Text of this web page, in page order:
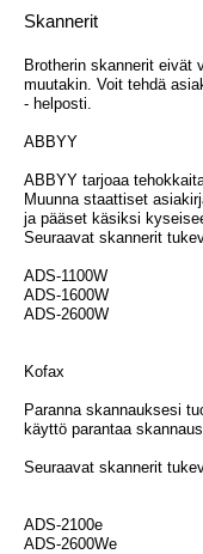
Skannerit
Brotherin skannerit eivät
muutakin. Voit tehdä
- helposti.
ABBYY
ABBYY tarjoaa
Muunna staattiset
ja pääset käsiksi
Seuraavat skannerit
ADS-1100W
ADS-1600W
ADS-2600W
Kofax
Paranna skannauksesi
käyttö parantaa
Seuraavat skannerit
ADS-2100e
ADS-2600We